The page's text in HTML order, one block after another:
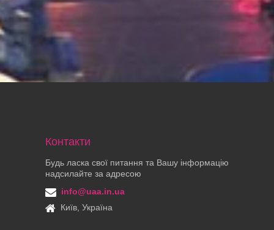
Контакти
Будь ласка свої питання та Вашу інформацію
надсилайте за адресою
info@uaa.in.ua
Київ, Україна